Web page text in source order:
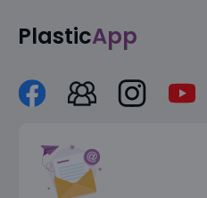
PlasticApp